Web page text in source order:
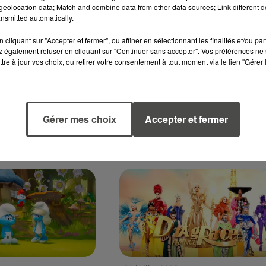
PLUSIEURS
SE RETIRENT DU
BELLES...
en France,
de
CINÉMA : "Y A-T-IL UN
AVEC LIAM NEESON...
"Y a-t-il un flic pour sauver le
monde ?", une parodie de
data; Match and combine data from other data sources; Link different
automatically.
cliquant sur "Accepter et fermer", ou affiner en sélectionnant les finalités et/ou
également refuser en cliquant sur "Continuer sans accepter". Vos préférences
à jour vos choix, ou retirer votre consentement à tout moment via le lien
Gérer mes choix Accepter et fermer